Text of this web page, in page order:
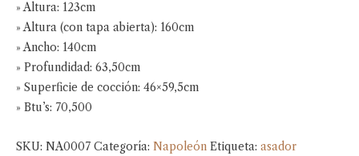
» Altura: 123cm
» Altura (con tapa abierta): 160cm
» Ancho: 140cm
» Profundidad: 63,50cm
» Superficie de cocción: 46×59,5cm
» Btu’s: 70,500
SKU: NA0007 Categoría: Napoleón Etiqueta: asador